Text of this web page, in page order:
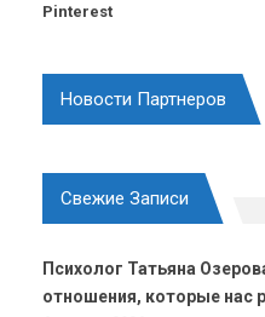
Pinterest
Новости Партнеров
Свежие Записи
Психолог Татьяна
отношения, которые нас